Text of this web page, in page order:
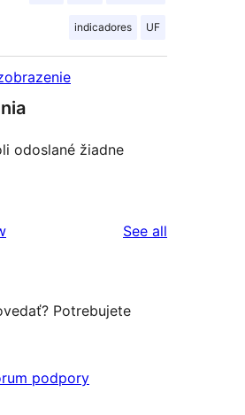
indicadores UF
odoslané žiadne
See all
Potrebujete
podpory